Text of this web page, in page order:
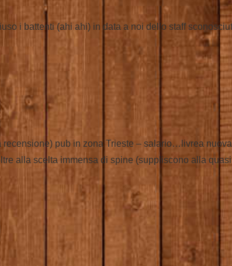
i battenti (ahi ahi) in data a noi dello staff
recensione) pub in zona Trieste – salario…livrea
alla scelta immensa di spine (suppliscono alla